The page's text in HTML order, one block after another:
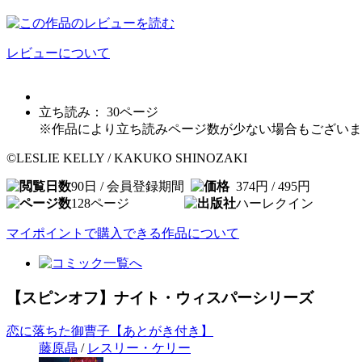
レビューについて
立ち読み： 30ページ
※作品により立ち読みページ数が少ない場合もござい
©LESLIE KELLY / KAKUKO SHINOZAKI
90日 / 会員登録期間
374円 / 495円
128ページ ハーレクイン
マイポイントで購入できる作品について
【スピンオフ】ナイト・ウィスパーシリーズ
恋に落ちた御曹子【あとがき付き】
藤原晶 / レスリー・ケリー